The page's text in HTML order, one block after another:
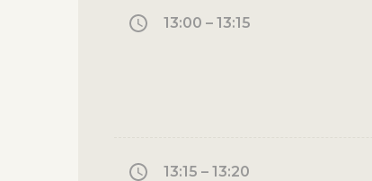
13:00 – 13:15
13:15 – 13:20